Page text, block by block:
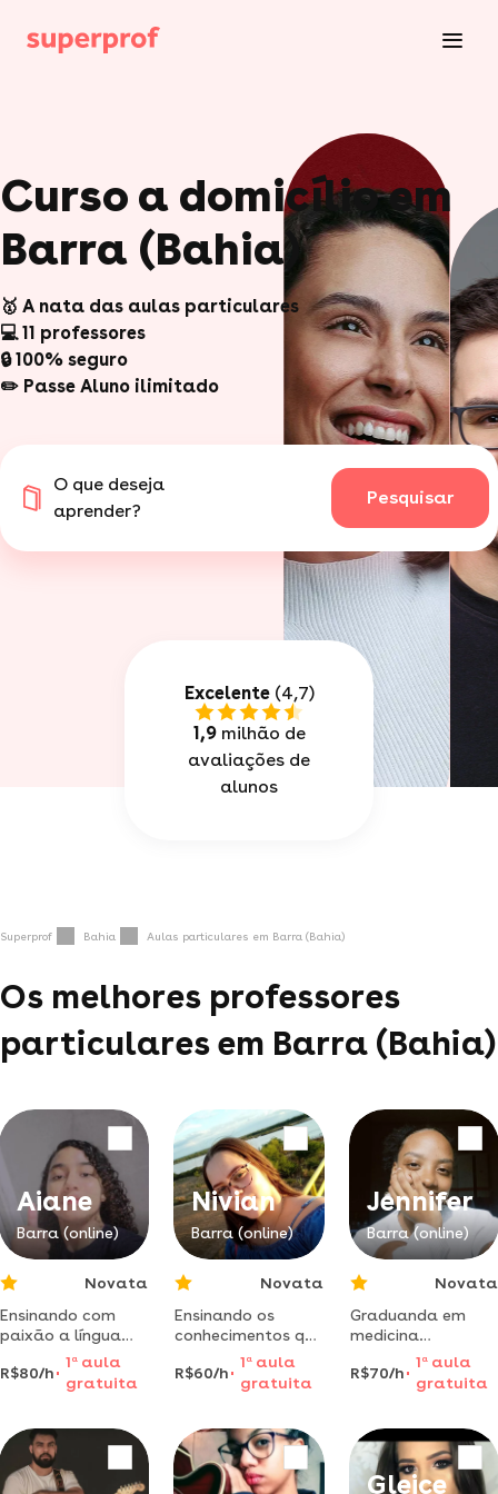
Curso a domicílio em
Barra (Bahia)
🥇 A nata das aulas particulares
💻 11 professores
🔒 100% seguro
✏️ Passe Aluno ilimitado
O que deseja
aprender?
Pesquisar
Excelente(4,7)
1,9milhão de
avaliações de
alunos
Superprof Bahia Aulas particulares em Barra (Bahia)
Os melhores professores
particulares em Barra (Bahia)
Aiane
Barra (online)
Novata
Ensinando com
paixão a língua
portuguesa,
minhas aulas
para atender às
suas necessidades,
aprenda com
R$80/h
1 aaula
gratuita
Nivian
Barra (online)
Novata
Ensinando os
conhecimentos que
ficam escondido
em nosso cérebro e
conhecendo novos
R$60/h
1 a aula
gratuita
Jennifer
Barra (online)
Novata
Graduanda em
medicina
veterinária pela
ufob, falo inglês
desde os 16 anos,
professora de
idioma no modelo
presencial
R$70/h
1 aaula
gratuita
Gleice